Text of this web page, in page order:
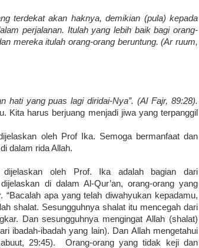
terdekat akan haknya, demikian (pula) kepada
perjalanan. Itulah yang lebih baik bagi orang-
mereka itulah orang-orang beruntung. (Ar ruum,
hati yang puas lagi diridai-Nya”. (Al Fajr, 89:28).
Kita harus berjuang menjadi jiwa yang terpanggil
oleh Prof Ika. Semoga bermanfaat dan
dalam rida Allah.
dijelaskan oleh Prof. Ika adalah bagian dari
di dalam Al-Qur’an, orang-orang yang
apa yang telah diwahyukan kepadamu,
shalat. Sesungguhnya shalat itu mencegah dari
Dan sesungguhnya mengingat Allah (shalat)
ibadah-ibadah yang lain). Dan Allah mengetahui
29:45). Orang-orang yang tidak keji dan